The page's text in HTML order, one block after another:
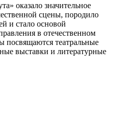
оказало значительное
сцены, породило
и стало основой
в отечественном
посвящаются театральные
выставки и литературные